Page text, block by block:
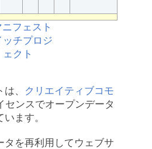
、
クリエイティブコモ
センスでオープンデータ
ます。
タを再利用してウェブサ